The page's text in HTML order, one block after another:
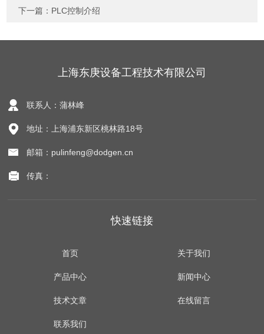
下一篇： PLC控制介绍
上海东庚设备工程技术有限公司
联系人：蒲林峰
地址：上海浦东新区桃林路18号
邮箱：pulinfeng@dodgen.cn
传真：
快速链接
首页 关于我们
产品中心 新闻中心
技术文章 在线留言
联系我们